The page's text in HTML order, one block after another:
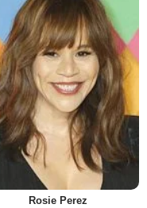
Rosie Perez